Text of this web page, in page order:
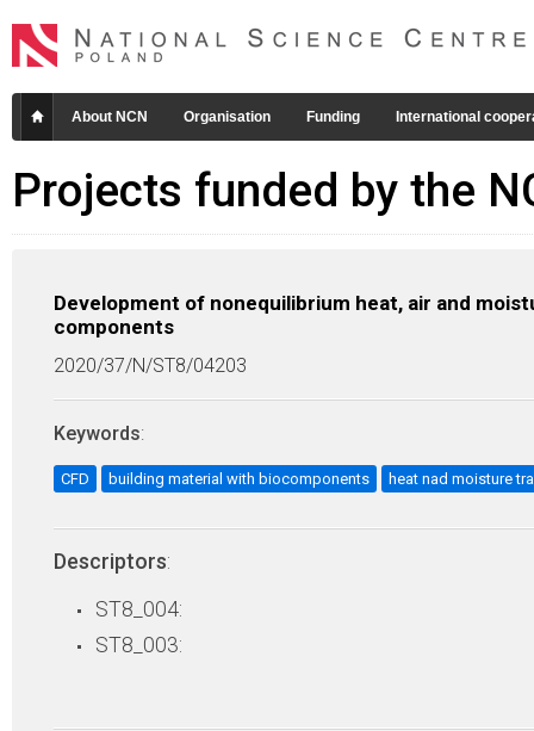
About NCN Organisation Funding International
Projects funded by the
Development of nonequilibrium heat, air and
components
2020/37/N/ST8/04203
Keywords:
CFD building material with biocomponents heat nad moisture
Descriptors:
ST8_004:
ST8_003: